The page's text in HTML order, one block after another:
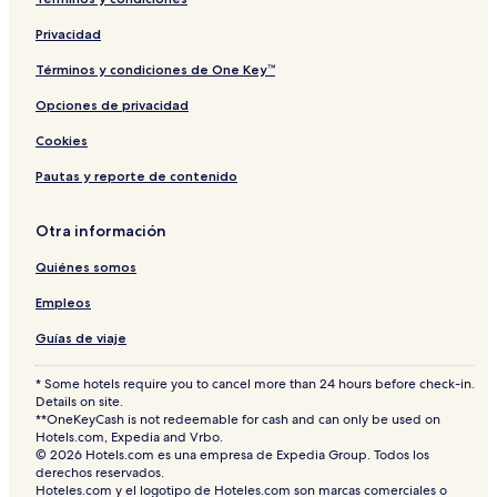
-
A
e
d
n
g
h
t
l
f
t
h
e
w
o
r
l
d
s
-
d
l
s
r
e
o
m
n
d
e
d
e
c
i
n
i
n
a
e
o
r
t
s
n
o
l
f
r
e
s
o
r
t
Privacidad
Términos y condiciones de One Key™
Opciones de privacidad
Cookies
Pautas y reporte de contenido
Otra información
Quiénes somos
Empleos
Guías de viaje
* Some hotels require you to cancel more than 24 hours before check-in.
Details on site.
**OneKeyCash is not redeemable for cash and can only be used on
Hotels.com, Expedia and Vrbo.
© 2026 Hotels.com es una empresa de Expedia Group. Todos los
derechos reservados.
Hoteles.com y el logotipo de Hoteles.com son marcas comerciales o